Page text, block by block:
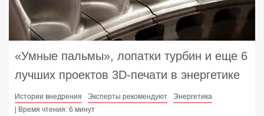
«Умные пальмы», лопатки турбин и еще 6
лучших проектов 3D-печати в энергетике
Истории внедрения Эксперты рекомендуют
Энергетика
| Время чтения: 6 минут